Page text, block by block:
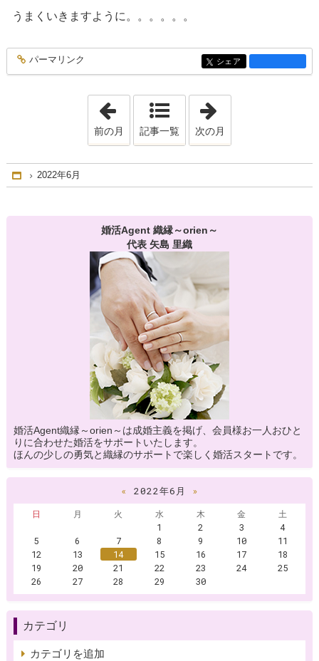
うまくいきますように。。。。。。
entry1353
パーマリンク entry1353
シェア
「2022年3月」
前の月 記事一覧 次の月
Home
2022年6月
婚活Agent 織縁～orien～
代表 矢島 里織
婚活Agent織縁～orien～は成婚主義を掲げ、会員様お一人おひと
りに合わせた婚活をサポートいたします。
ほんの少しの勇気と織縁のサポートで楽しく婚活スタートです。
« 2022年6月
»
日
月 火 水 木 金
土
1
2 3
4
5
6 7 8 9 10
11
12
13 14 15 16 17
18
19
20 21 22 23 24
25
26
27 28 29 30
カテゴリ
カテゴリを追加